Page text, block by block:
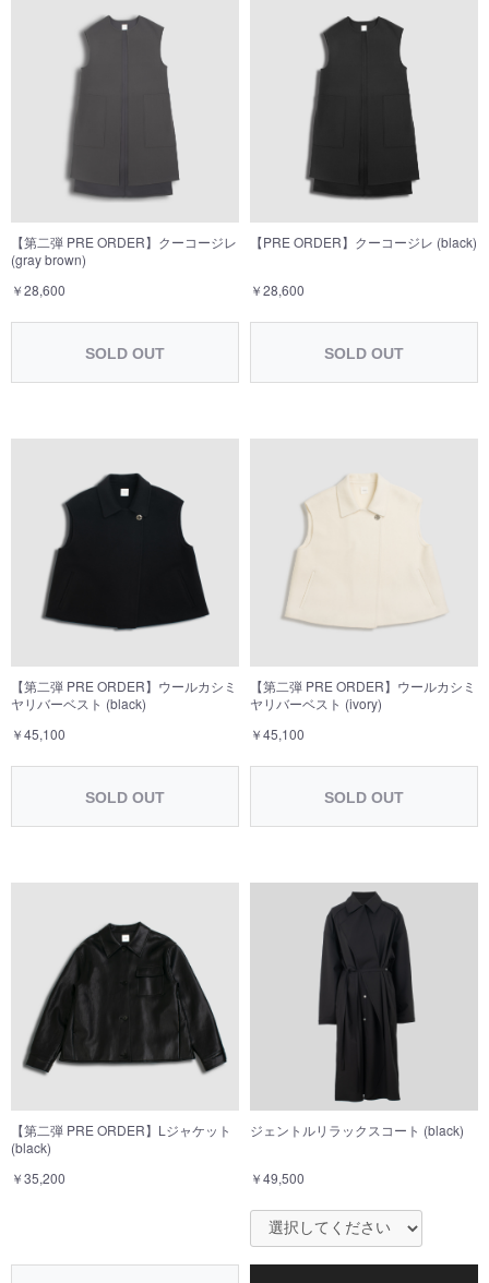
【第二弾 PRE ORDER】クーコージレ
(gray brown)
￥28,600
SOLD OUT
【PRE ORDER】クーコージレ (black)
￥28,600
SOLD OUT
【第二弾 PRE ORDER】ウールカシミ
ヤリバーベスト (black)
￥45,100
SOLD OUT
【第二弾 PRE ORDER】ウールカシミ
ヤリバーベスト (ivory)
￥45,100
SOLD OUT
【第二弾 PRE ORDER】Lジャケット
(black)
￥35,200
ジェントルリラックスコート (black)
￥49,500
カートへ進む